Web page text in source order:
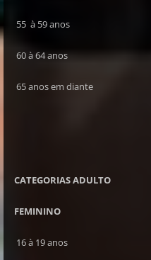
55 à 59 anos
60 à 64 anos
65 anos em diante
CATEGORIAS ADULTO
FEMININO
16 à 19 anos